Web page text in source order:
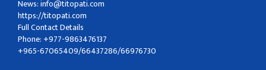
News:info@titopati.com
https://titopati.com
Full Contact Details
Phone: +977-9863476137
+965-67065409/66437286/66976730